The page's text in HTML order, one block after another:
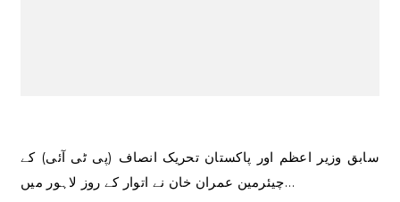
سابق وزیر اعظم اور پاکستان تحریک انصاف (پی ٹی آئی) کے
چیئرمین عمران خان نے اتوار کے روز لاہور میں…